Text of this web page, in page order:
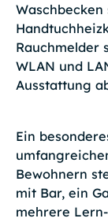
Rauchmelder
WLAN und
Ausstattung
Ein
Bewohnern
mit Bar, ein
mehrere